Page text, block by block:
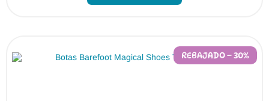
se
pueden
elegir
REBAJADO – 30%